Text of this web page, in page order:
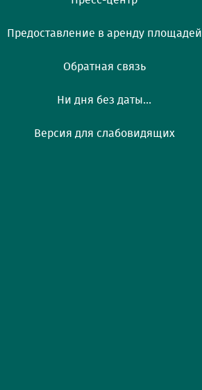
Предоставление в аренду площадей
Обратная связь
Ни дня без даты...
Версия для слабовидящих